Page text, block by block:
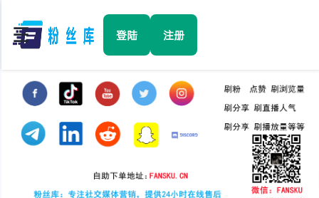
☰ 登陆 注册
Facebook
TikTok